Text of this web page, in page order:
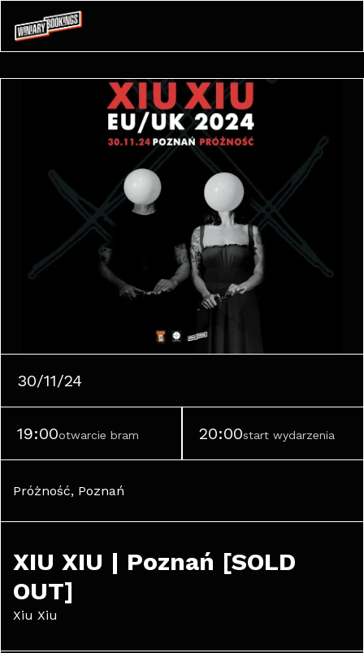
30/11/24
19:00otwarcie bram 20:00start wydarzenia
Próżność, Poznań
XIU XIU | Poznań [SOLD
OUT]
Xiu Xiu